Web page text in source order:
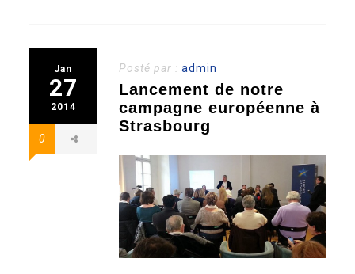
Jan
27
2014
0
Posté par :admin
Lancement de notre
campagne européenne à
Strasbourg